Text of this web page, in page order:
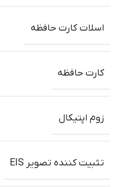
اسلات کارت حافظه
کارت حافظه
زوم اپتیکال
تثبیت کننده تصویر EIS